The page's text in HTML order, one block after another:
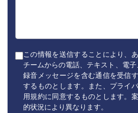
この情報を送信することにより、
チームからの電話、テキスト、電
録音メッセージを含む通信を受信
するものとします。また、プライ
用規約に同意するものとします。
的状況により異なります。